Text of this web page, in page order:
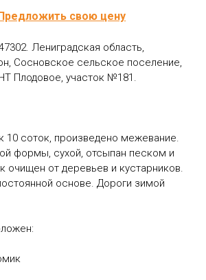
свою цену
Лениградская область,
Сосновское сельское поселение,
Плодовое, участок №181.
10 соток, произведено межевание.
формы, сухой, отсыпан песком и
очищен от деревьев и кустарников.
основе. Дороги зимой